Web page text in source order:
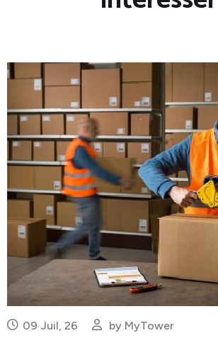
09 Juil, 26 by MyTower